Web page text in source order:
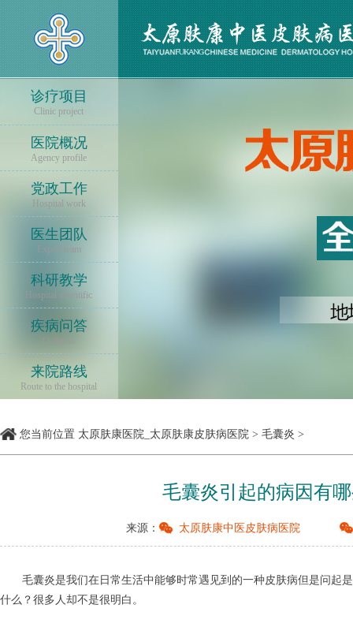
诊疗项目
Clinic project
医院概况
Agency profile
党政工作
Hospital work
医生团队
Expert team
科研教学
Hospital scientific
疾病问答
Q illness
来院路线
Route to the hospital
您当前位置 太原肤康医院_太原肤康皮肤病医院 > 毛囊炎 >
毛囊炎引起的病因有
来源： 太原肤康中医皮肤病医院
毛囊炎是我们在日常生活中能够时常遇见到的一种皮肤病但是问起
什么？很多人却不是很明白。